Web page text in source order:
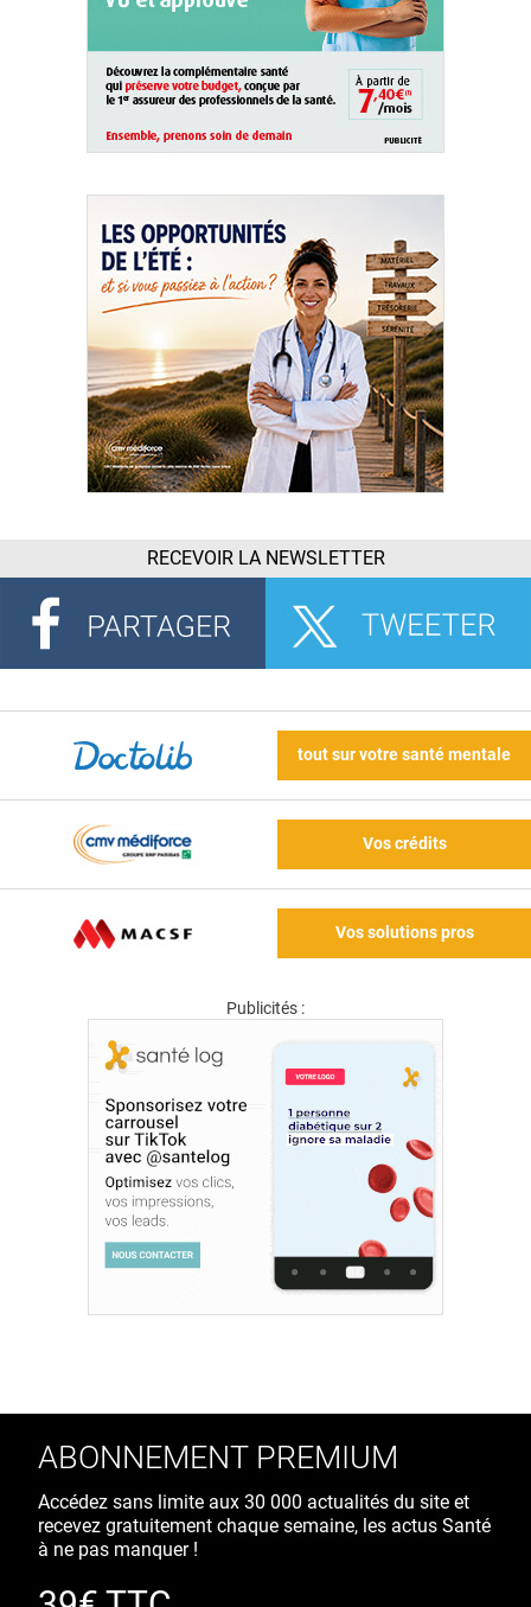
RECEVOIR LA NEWSLETTER
tout sur votre santé mentale
Vos crédits
Vos solutions pros
Publicités :
ABONNEMENT PREMIUM
Accédez sans limite aux 30 000 actualités du site et
recevez gratuitement chaque semaine, les actus Santé
à ne pas manquer !